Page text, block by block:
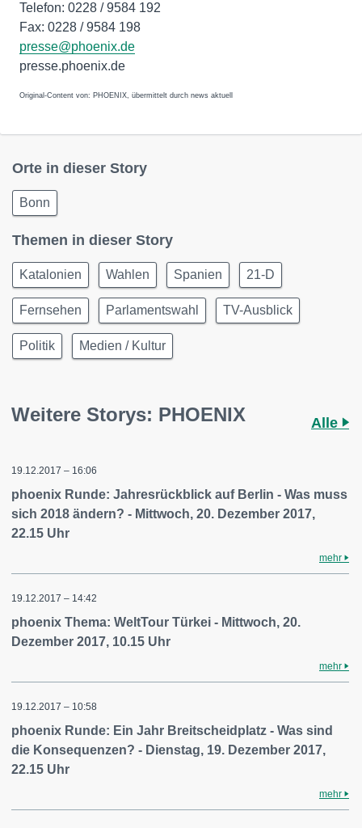
Telefon: 0228 / 9584 192
Fax: 0228 / 9584 198
presse@phoenix.de
presse.phoenix.de
Original-Content von: PHOENIX, übermittelt durch news aktuell
Orte in dieser Story
Bonn
Themen in dieser Story
Katalonien Wahlen Spanien 21-D
Fernsehen Parlamentswahl TV-Ausblick
Politik Medien / Kultur
Weitere Storys: PHOENIX Alle
19.12.2017 – 16:06
phoenix Runde: Jahresrückblick auf Berlin - Was muss
sich 2018 ändern? - Mittwoch, 20. Dezember 2017,
22.15 Uhr
mehr
19.12.2017 – 14:42
phoenix Thema: WeltTour Türkei - Mittwoch, 20.
Dezember 2017, 10.15 Uhr
mehr
19.12.2017 – 10:58
phoenix Runde: Ein Jahr Breitscheidplatz - Was sind
die Konsequenzen? - Dienstag, 19. Dezember 2017,
22.15 Uhr
mehr